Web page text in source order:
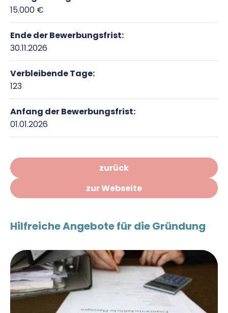
15.000 €
Ende der Bewerbungsfrist:
30.11.2026
Verbleibende Tage:
123
Anfang der Bewerbungsfrist:
01.01.2026
zurück
zur Webseite
Hilfreiche Angebote für die Gründung